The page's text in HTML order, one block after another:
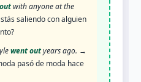
with anyone at the
saliendo con alguien
went outyears ago. →
pasó de moda hace